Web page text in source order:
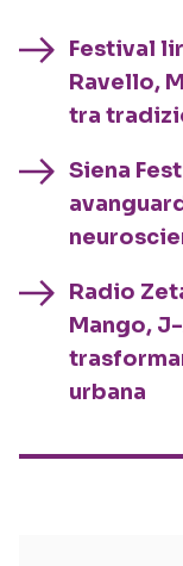
Festival
Ravello,
tra
Siena
Radio
Mango,
urbana